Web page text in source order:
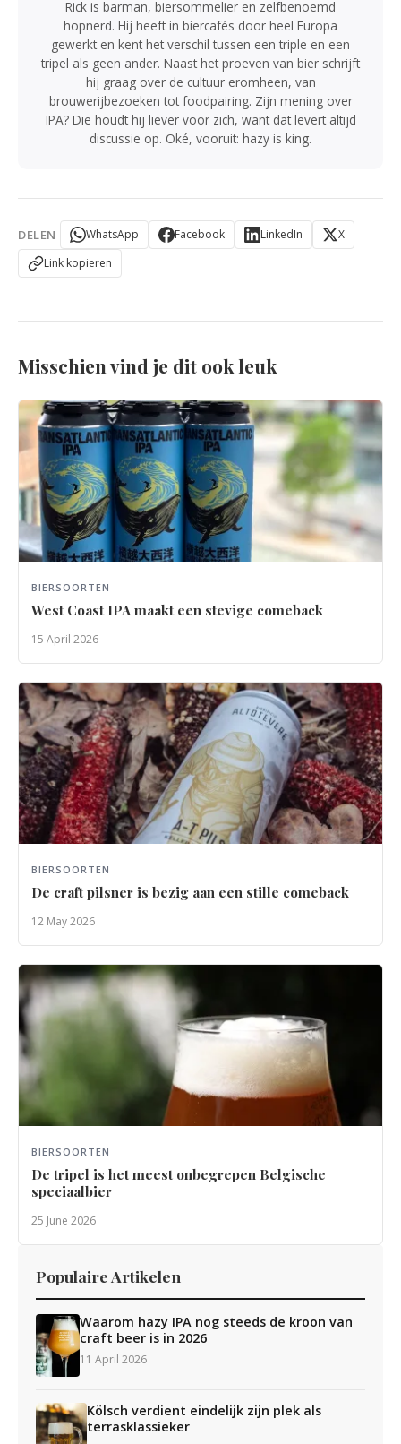
Rick is barman, biersommelier en zelfbenoemd
hopnerd. Hij heeft in biercafés door heel Europa
gewerkt en kent het verschil tussen een triple en een
tripel als geen ander. Naast het proeven van bier schrijft
hij graag over de cultuur eromheen, van
brouwerijbezoeken tot foodpairing. Zijn mening over
IPA? Die houdt hij liever voor zich, want dat levert altijd
discussie op. Oké, vooruit: hazy is king.
DELEN WhatsApp Facebook LinkedIn
X
Link kopieren
Misschien vind je dit ook leuk
BIERSOORTEN
West Coast IPA maakt een stevige comeback
15 April 2026
BIERSOORTEN
De craft pilsner is bezig aan een stille comeback
12 May 2026
BIERSOORTEN
De tripel is het meest onbegrepen Belgische
speciaalbier
25 June 2026
Populaire Artikelen
Waarom hazy IPA nog steeds de kroon van
craft beer is in 2026
11 April 2026
Kölsch verdient eindelijk zijn plek als
terrasklassieker